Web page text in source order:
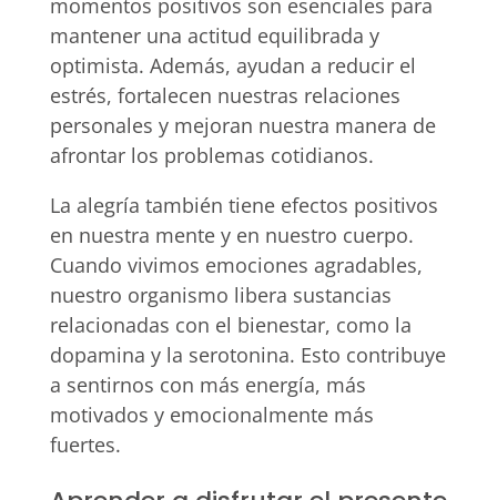
momentos positivos son esenciales para
mantener una actitud equilibrada y
optimista. Además, ayudan a reducir el
estrés, fortalecen nuestras relaciones
personales y mejoran nuestra manera de
afrontar los problemas cotidianos.
La alegría también tiene efectos positivos
en nuestra mente y en nuestro cuerpo.
Cuando vivimos emociones agradables,
nuestro organismo libera sustancias
relacionadas con el bienestar, como la
dopamina y la serotonina. Esto contribuye
a sentirnos con más energía, más
motivados y emocionalmente más
fuertes.